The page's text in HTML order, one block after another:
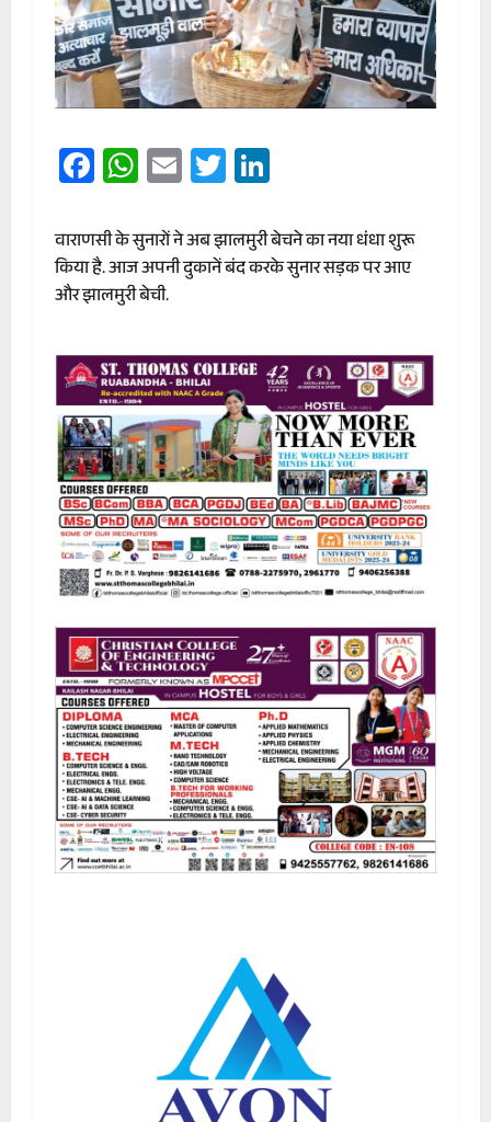
Facebook
WhatsApp
EmailTwitter
वाराणसी के सुनारों ने अब झालमुरी बेचने का नया धंधा शुरू
किया है. आज अपनी दुकानें बंद करके सुनार सड़क पर आए
और झालमुरी बेची.